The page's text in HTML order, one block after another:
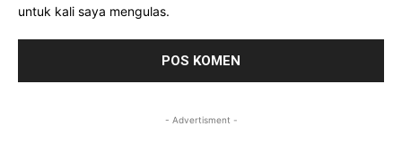
untuk kali saya mengulas.
- Advertisment -